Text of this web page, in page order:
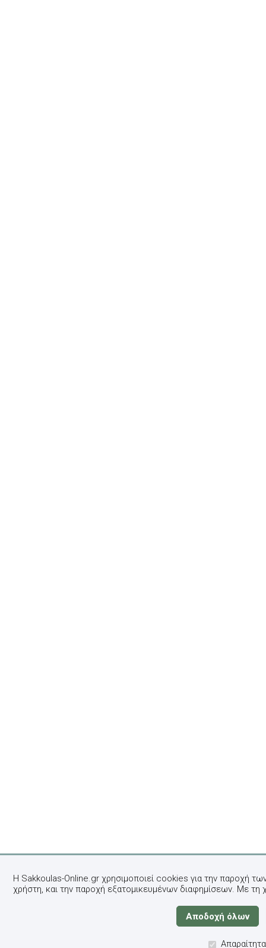
Η Sakkoulas-Online.gr χρησιμοποιεί cookies για την παροχή
χρήστη, και την παροχή εξατομικευμένων διαφημίσεων. Με